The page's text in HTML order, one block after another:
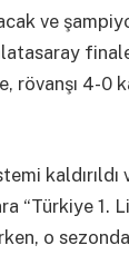
ve
4-0
“Türkiye
o